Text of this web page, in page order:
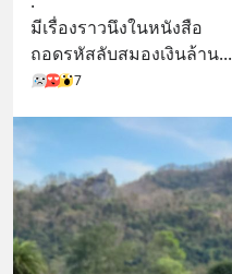
มีเรื่องราวนึงในหนังสือ
ถอดรหัสลับสมองเงินล้าน...
7